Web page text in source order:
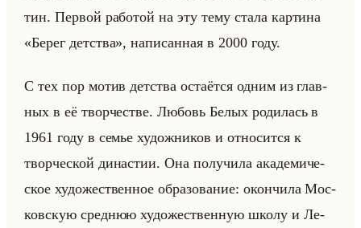
тин. Пер­вой ра­бо­той на эту тему стала кар­ти­на
«Берег детства», на­пи­сан­ная в 2000 году.
С тех пор мотив дет­ства оста­ёт­ся одним из глав­
ных в её твор­че­стве. Лю­бовь Белых ро­ди­лась в
1961 году в семье ху­дож­ни­ков и от­но­сит­ся к
твор­че­ской ди­на­стии. Она по­лу­чи­ла ака­де­ми­че­
ское ху­до­же­ствен­ное об­ра­зо­ва­ние: окон­чи­ла Мос­
ков­скую сред­нюю ху­до­же­ствен­ную школу и Ле­